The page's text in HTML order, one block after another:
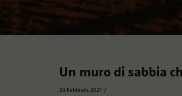
Un muro di sabbia
23 Febbraio 2021 /